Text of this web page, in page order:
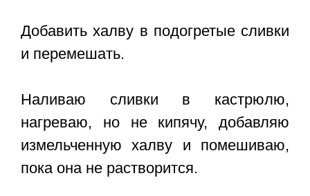
Добавить халву в подогретые сливки
и перемешать.
Наливаю сливки в кастрюлю,
нагреваю, но не кипячу, добавляю
измельченную халву и помешиваю,
пока она не растворится.